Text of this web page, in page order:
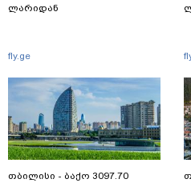
ლარიდან
fly.ge
თბილისი - ბაქო 3097.70